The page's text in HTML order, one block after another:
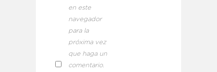
en este
navegador
para la
próxima vez
que haga un
comentario.